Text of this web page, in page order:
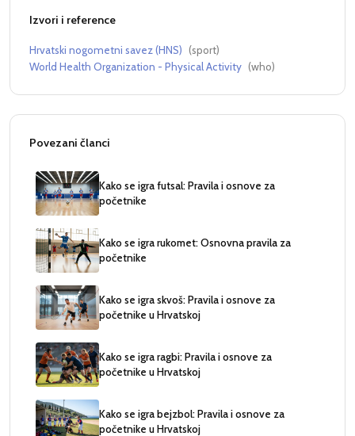
Izvori i reference
Hrvatski nogometni savez (HNS) (sport)
World Health Organization - Physical Activity (who)
Povezani članci
Kako se igra futsal: Pravila i osnove za
početnike
Kako se igra rukomet: Osnovna pravila za
početnike
Kako se igra skvoš: Pravila i osnove za
početnike u Hrvatskoj
Kako se igra ragbi: Pravila i osnove za
početnike u Hrvatskoj
Kako se igra bejzbol: Pravila i osnove za
početnike u Hrvatskoj